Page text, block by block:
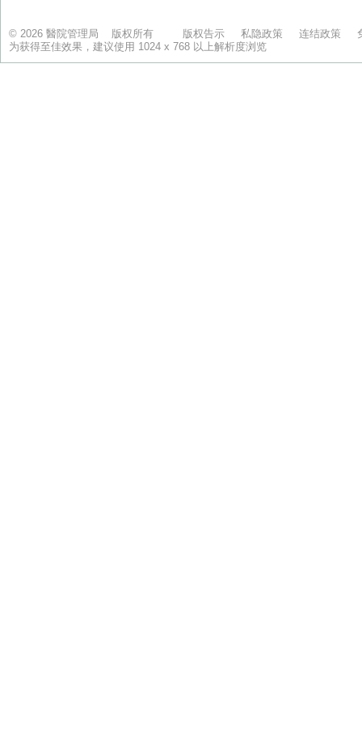
© 2026 醫院管理局 版权所有 版权告示 私隐政策 连结政策
为获得至佳效果，建议使用 1024 x 768 以上解析度浏览